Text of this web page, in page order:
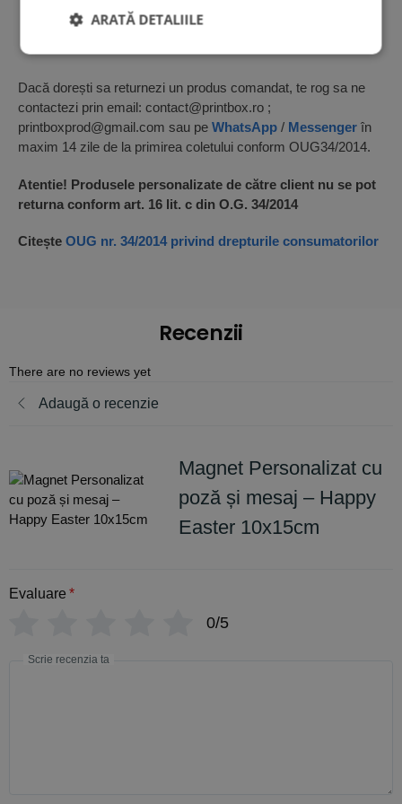
Dacă dorești sa returnezi un produs comandat, te rog sa ne
contactezi prin email: contact@printbox.ro ;
printboxprod@gmail.com sau pe WhatsApp / Messenger în
maxim 14 zile de la primirea coletului conform OUG34/2014.
Atentie! Produsele personalizate de către client nu se pot
returna conform art. 16 lit. c din O.G. 34/2014
Citește OUG nr. 34/2014 privind drepturile consumatorilor
Recenzii
There are no reviews yet
Adaugă o recenzie
Magnet Personalizat cu
poză și mesaj – Happy
Easter 10x15cm
Evaluare *
0/5
Scrie recenzia ta
ARATĂ DETALIILE